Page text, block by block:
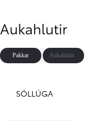
Aukahlutir
Pakkar Aukahlutir
SÓLLÚGA